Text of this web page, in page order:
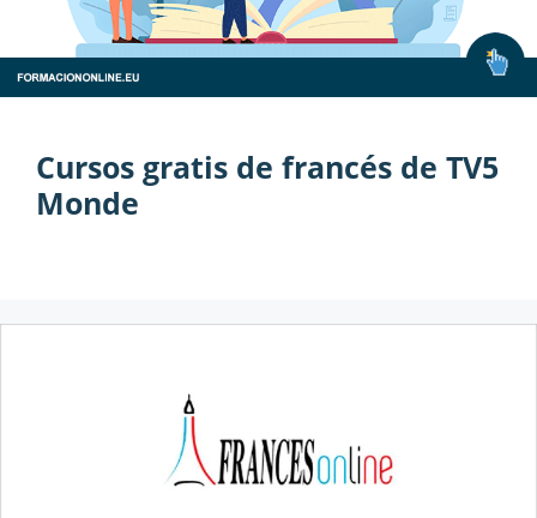
Cursos gratis de francés de TV5
Monde